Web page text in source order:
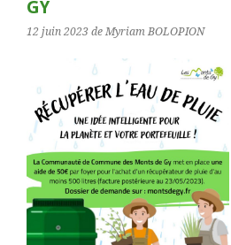
GY
12 juin 2023 de Myriam BOLOPION